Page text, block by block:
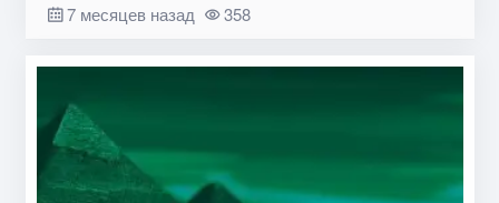
7 месяцев назад 358